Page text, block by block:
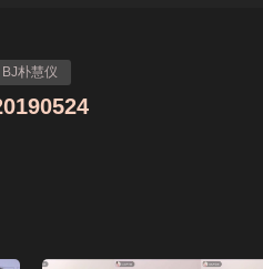
BJ朴慧仪